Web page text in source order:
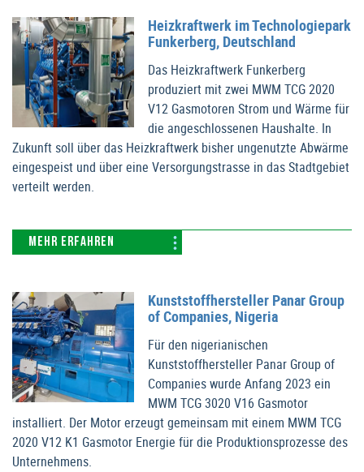
Heizkraftwerk im Technologiepark
Funkerberg, Deutschland
Das Heizkraftwerk Funkerberg
produziert mit zwei MWM TCG 2020
V12 Gasmotoren Strom und Wärme für
die angeschlossenen Haushalte. In
Zukunft soll über das Heizkraftwerk bisher ungenutzte Abwärme
eingespeist und über eine Versorgungstrasse in das Stadtgebiet
verteilt werden.
MEHR ERFAHREN
Kunststoffhersteller Panar Group
of Companies, Nigeria
Für den nigerianischen
Kunststoffhersteller Panar Group of
Companies wurde Anfang 2023 ein
MWM TCG 3020 V16 Gasmotor
installiert. Der Motor erzeugt gemeinsam mit einem MWM TCG
2020 V12 K1 Gasmotor Energie für die Produktionsprozesse des
Unternehmens.